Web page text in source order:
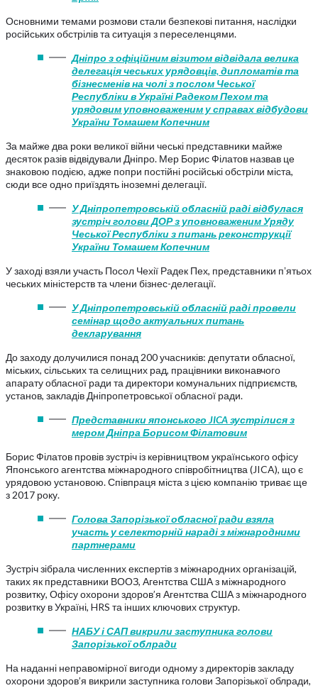
Основними темами розмови стали безпекові питання, наслідки
російських обстрілів та ситуація з переселенцями.
Дніпро з офіційним візитом відвідала велика
делегація чеських урядовців, дипломатів та
бізнесменів на чолі з послом Чеської
Республіки в Україні Радеком Пехом та
урядовим уповноваженим у справах відбудови
України Томашем Копечним
За майже два роки великої війни чеські представники майже
десяток разів відвідували Дніпро. Мер Борис Філатов назвав це
знаковою подією, адже попри постійні російські обстріли міста,
сюди все одно приїздять іноземні делегації.
У Дніпропетровській обласній раді відбулася
зустріч голови ДОР з уповноваженим Уряду
Чеської Республіки з питань реконструкції
України Томашем Копечним
У заході взяли участь Посол Чехії Радек Пех, представники пʼятьох
чеських міністерств та члени бізнес-делегації.
У Дніпропетровській обласній раді провели
семінар щодо актуальних питань
декларування
До заходу долучилися понад 200 учасників: депутати обласної,
міських, сільських та селищних рад, працівники виконавчого
апарату обласної ради та директори комунальних підприємств,
установ, закладів Дніпропетровської обласної ради.
Представники японського JICA зустрілися з
мером Дніпра Борисом Філатовим
Борис Філатов провів зустріч із керівництвом українського офісу
Японського агентства міжнародного співробітництва (JICA), що є
урядовою установою. Співпраця міста з цією компанію триває ще
з 2017 року.
Голова Запорізької обласної ради взяла
участь у селекторній нараді з міжнародними
партнерами
Зустріч зібрала численних експертів з міжнародних організацій,
таких як представники ВООЗ, Агентства США з міжнародного
розвитку, Офісу охорони здоров’я Агентства США з міжнародного
розвитку в Україні, HRS та інших ключових структур.
НАБУ і САП викрили заступника голови
Запорізької облради
На наданні неправомірної вигоди одному з директорів закладу
охорони здоров’я викрили заступника голови Запорізької облради,